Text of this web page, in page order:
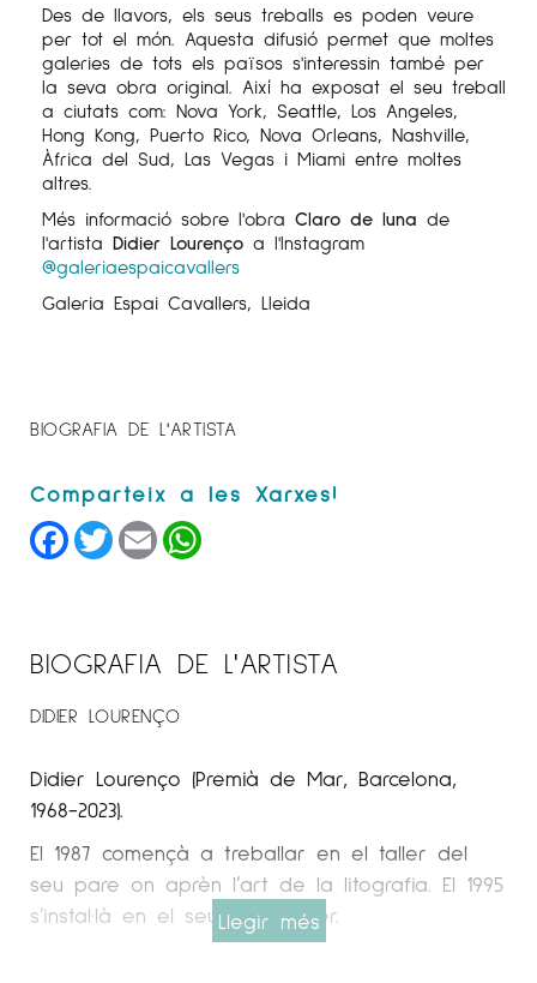
Des de llavors, els seus treballs es poden veure
per tot el món. Aquesta difusió permet que moltes
galeries de tots els països s'interessin també per
la seva obra original. Així ha exposat el seu treball
a ciutats com: Nova York, Seattle, Los Angeles,
Hong Kong, Puerto Rico, Nova Orleans, Nashville,
Àfrica del Sud, Las Vegas i Miami entre moltes
altres.
Més informació sobre l'obra Claro de luna de
l'artista Didier Lourenço a l'Instagram
@galeriaespaicavallers
Galeria Espai Cavallers, Lleida
BIOGRAFIA DE L'ARTISTA
Facebook
TwitterEmail
BIOGRAFIA DE L'ARTISTA
DIDIER LOURENÇO
Didier Lourenço (Premià de Mar, Barcelona, ​​
1968-2023).
El 1987 començà a treballar en el taller del
seu pare on aprèn l’art de la litografia. El 1995
s’instal·là en el seu propi taller.
Llegir més